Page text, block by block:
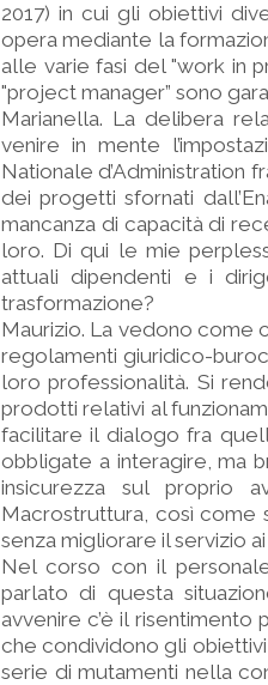
2017) in cui gli obiettivi
opera mediante la
alle varie fasi del "work in
"project manager” sono
Marianella. La delibera
venire in mente
Nationale d’Administration
dei progetti sfornati
mancanza di capacità di
loro. Di qui le mie
attuali dipendenti e i
trasformazione?
Maurizio. La vedono come
regolamenti giuridico-
loro professionalità. Si
prodotti relativi al
facilitare il dialogo fra
obbligate a interagire, ma
insicurezza sul proprio
Macrostruttura, così come
senza migliorare il servizio ai
Nel corso con il
parlato di questa
avvenire c’è il
che condividono gli
serie di mutamenti nella